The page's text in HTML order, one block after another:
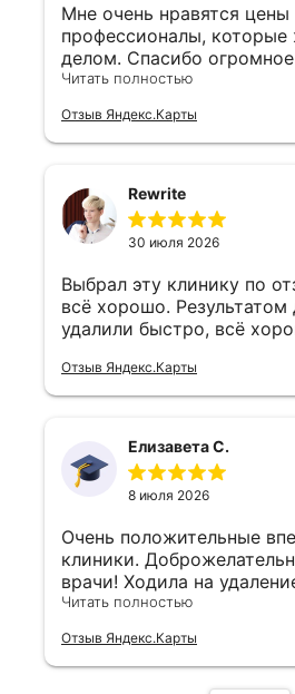
Мне очень нравятся цены
профессионалы,
делом. Спасибо
Владимировне за супер
Читать полностью
Отзыв Яндекс.Карты
Rewrite
30 июля 2026
Выбрал эту клинику по
всё хорошо. Результатом
удалили быстро, всё
Отзыв Яндекс.Карты
Елизавета С.
8 июля 2026
Очень положительные
клиники.
врачи! Ходила на
новообразований, все
Читать полностью
Отзыв Яндекс.Карты